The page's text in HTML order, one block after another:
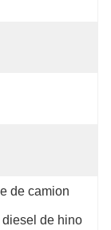
de camion
de hino